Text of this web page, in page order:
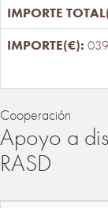
Cooperación
Apoyo a
RASD